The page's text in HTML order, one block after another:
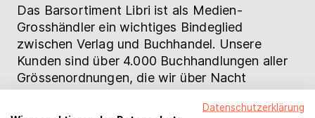
Das Barsortiment Libri ist als Medien-
Grosshändler ein wichtiges Bindeglied
zwischen Verlag und Buchhandel. Unsere
Kunden sind über 4.000 Buchhandlungen aller
Grössenordnungen, die wir über Nacht
Mit dem grössten Titelangebot im deutschen
Datenschutzerklärung